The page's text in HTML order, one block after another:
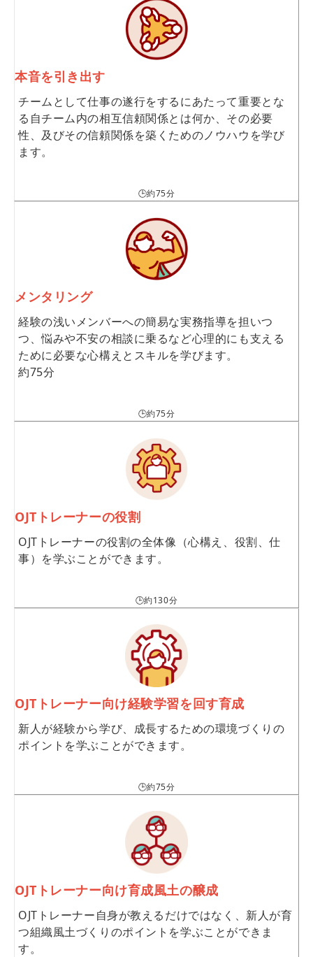
本音を引き出す
チームとして仕事の遂行をするにあたって重要とな
る自チーム内の相互信頼関係とは何か、その必要
性、及びその信頼関係を築くためのノウハウを学び
ます。
🕒約75分
メンタリング
経験の浅いメンバーへの簡易な実務指導を担いつ
つ、悩みや不安の相談に乗るなど心理的にも支える
ために必要な心構えとスキルを学びます。
約75分
🕒約75分
OJTトレーナーの役割
OJTトレーナーの役割の全体像（心構え、役割、仕
事）を学ぶことができます。
🕒約130分
OJTトレーナー向け経験学習を回す育成
新人が経験から学び、成長するための環境づくりの
ポイントを学ぶことができます。
🕒約75分
OJTトレーナー向け育成風土の醸成
OJTトレーナー自身が教えるだけではなく、新人が育
つ組織風土づくりのポイントを学ぶことができま
す。